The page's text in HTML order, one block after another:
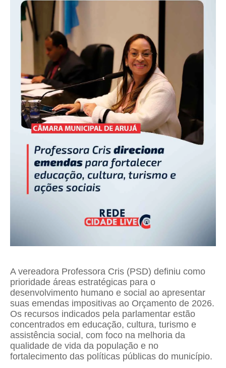
A vereadora Professora Cris (PSD) definiu como
prioridade áreas estratégicas para o
desenvolvimento humano e social ao apresentar
suas emendas impositivas ao Orçamento de 2026.
Os recursos indicados pela parlamentar estão
concentrados em educação, cultura, turismo e
assistência social, com foco na melhoria da
qualidade de vida da população e no
fortalecimento das políticas públicas do município.